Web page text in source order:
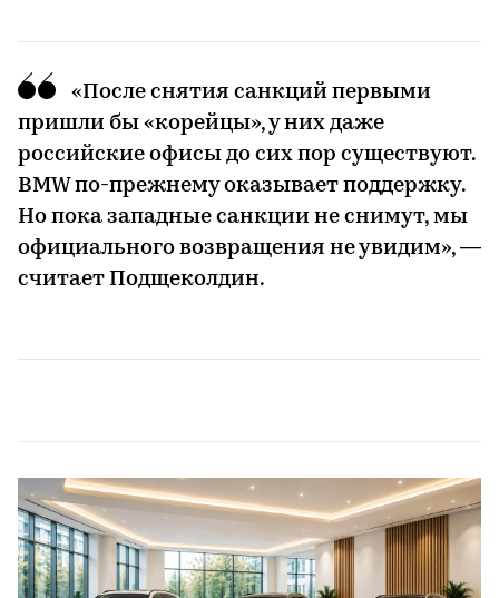
«После снятия санкций первыми
пришли бы «корейцы», у них даже
российские офисы до сих пор существуют.
BMW по-прежнему оказывает поддержку.
Но пока западные санкции не снимут, мы
официального возвращения не увидим», —
считает Подщеколдин.